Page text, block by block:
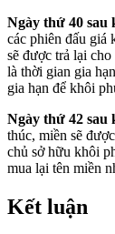
Ngày thứ 40 sau
các phiên đấu giá
sẽ được trả lại
là thời gian gia
gia hạn để khôi
Ngày thứ 42 sau
thúc, miền sẽ
chủ sở hữu khôi
mua lại tên miền
Kết luận